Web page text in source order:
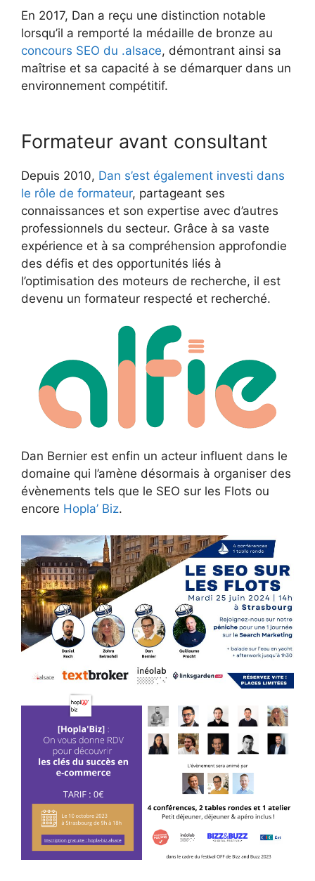
En 2017, Dan a reçu une distinction notable
lorsqu’il a remporté la médaille de bronze au
concours SEO du .alsace, démontrant ainsi sa
maîtrise et sa capacité à se démarquer dans un
environnement compétitif.
Formateur avant consultant
Depuis 2010, Dan s’est également investi dans
le rôle de formateur, partageant ses
connaissances et son expertise avec d’autres
professionnels du secteur. Grâce à sa vaste
expérience et à sa compréhension approfondie
des défis et des opportunités liés à
l’optimisation des moteurs de recherche, il est
devenu un formateur respecté et recherché.
Dan Bernier est enfin un acteur influent dans le
domaine qui l’amène désormais à organiser des
évènements tels que le SEO sur les Flots ou
encore Hopla’ Biz.